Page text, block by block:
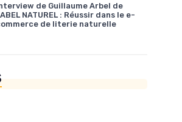
de Guillaume Arbel de
NATUREL : Réussir dans le e-
de literie naturelle